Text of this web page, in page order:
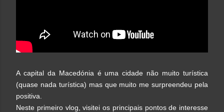
A capital da Macedónia é uma cidade não muito turística
(quase nada turística) mas que muito me surpreendeu pela
positiva.
Neste primeiro vlog, visitei os principais pontos de interesse